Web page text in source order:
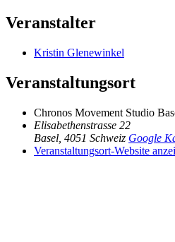
Veranstalter
Kristin Glenewinkel
Veranstaltungsort
Chronos Movement Studio
Elisabethenstrasse 22
Basel 4051 Schweiz Google
Veranstaltungsort-Website